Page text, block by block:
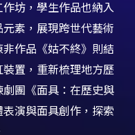
坊，學生作品也納入
素，展現跨世代藝術
作品《姑不終》則結
置，重新梳理地方歷
團《面具：在歷史與
演與面具創作，探索